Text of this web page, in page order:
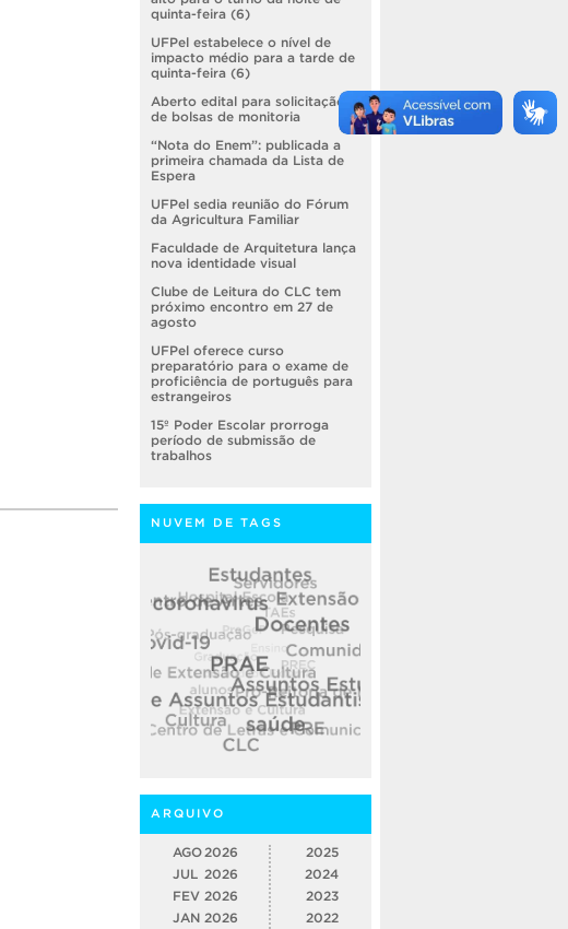
quinta-feira (6)
UFPel estabelece o nível de
impacto médio para a tarde de
quinta-feira (6)
Aberto edital para solicitação
de bolsas de monitoria
“Nota do Enem”: publicada a
primeira chamada da Lista de
Espera
UFPel sedia reunião do Fórum
da Agricultura Familiar
Faculdade de Arquitetura lança
nova identidade visual
Clube de Leitura do CLC tem
próximo encontro em 27 de
agosto
UFPel oferece curso
preparatório para o exame de
proficiência de português para
estrangeiros
15º Poder Escolar prorroga
período de submissão de
trabalhos
NUVEM DE TAGS
ARQUIVO
AGO 2026
JUL 2026
FEV 2026
JAN 2026
2025
2024
2023
2022